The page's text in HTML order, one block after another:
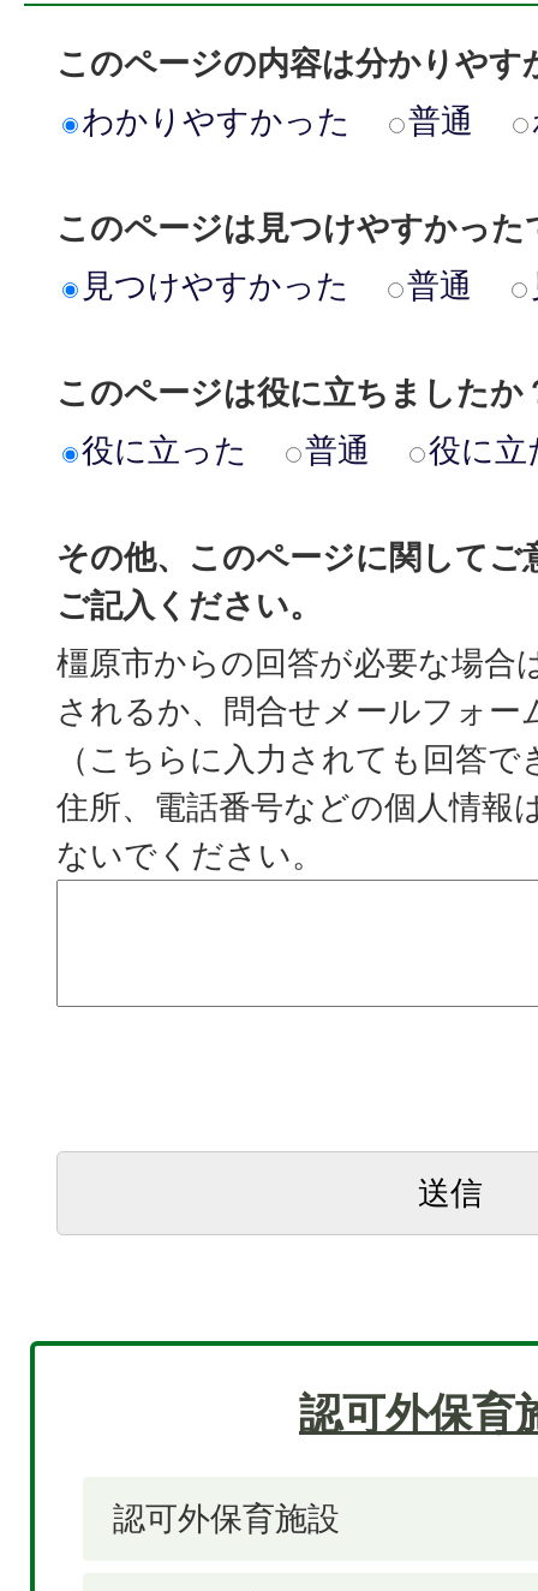
このページの内容は分かりやす
わかりやすかった
普通
このページは見つけやすかった
見つけやすかった
普通
このページは役に立ちましたか
役に立った
普通 役に立
その他、このページに関してご
ご記入ください。
橿原市からの回答が必要な場合
されるか、問合せメールフォー
（こちらに入力されても回答
住所、電話番号などの個人情報
ないでください。
認可外保育
認可外保育施設